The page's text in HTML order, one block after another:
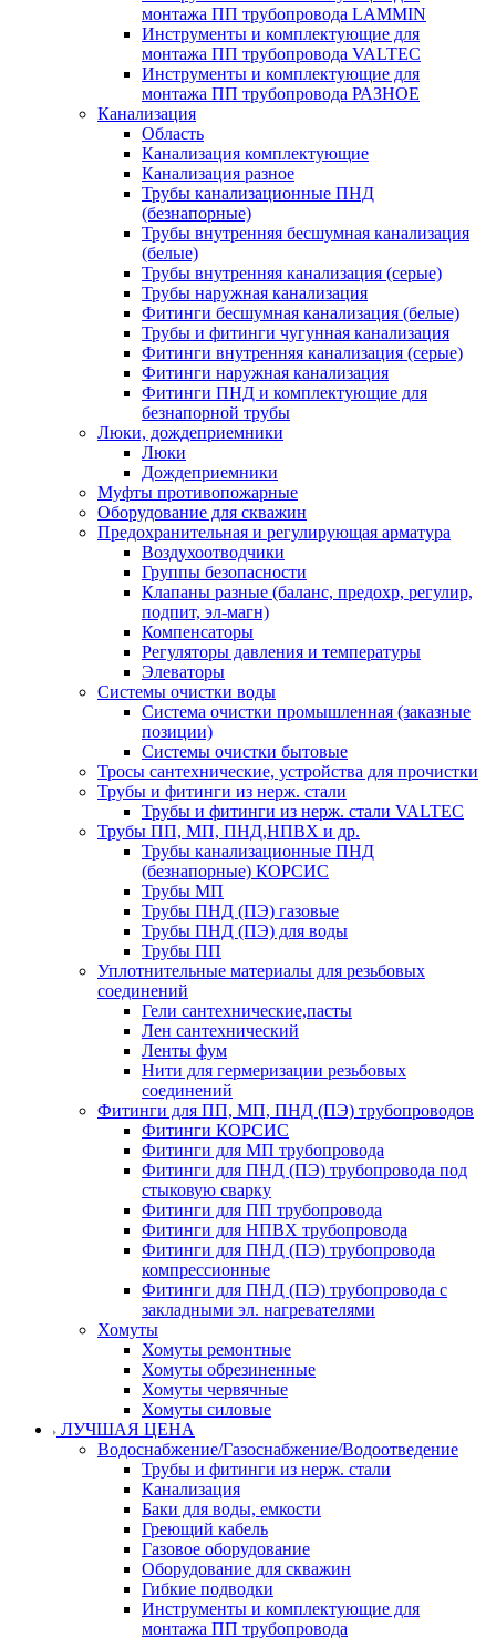
монтажа ПП трубопровода LAMMIN
Инструменты и комплектующие для
монтажа ПП трубопровода VALTEC
Инструменты и комплектующие для
монтажа ПП трубопровода РАЗНОЕ
Канализация
Область
Канализация комплектующие
Канализация разное
Трубы канализационные ПНД
(безнапорные)
Трубы внутренняя бесшумная канализация
(белые)
Трубы внутренняя канализация (серые)
Трубы наружная канализация
Фитинги бесшумная канализация (белые)
Трубы и фитинги чугунная канализация
Фитинги внутренняя канализация (серые)
Фитинги наружная канализация
Фитинги ПНД и комплектующие для
безнапорной трубы
Люки, дождеприемники
Люки
Дождеприемники
Муфты противопожарные
Оборудование для скважин
Предохранительная и регулирующая арматура
Воздухоотводчики
Группы безопасности
Клапаны разные (баланс, предохр, регулир,
подпит, эл-магн)
Компенсаторы
Регуляторы давления и температуры
Элеваторы
Системы очистки воды
Система очистки промышленная (заказные
позиции)
Системы очистки бытовые
Тросы сантехнические, устройства для прочистки
Трубы и фитинги из нерж. стали
Трубы и фитинги из нерж. стали VALTEC
Трубы ПП, МП, ПНД,НПВХ и др.
Трубы канализационные ПНД
(безнапорные) КОРСИС
Трубы МП
Трубы ПНД (ПЭ) газовые
Трубы ПНД (ПЭ) для воды
Трубы ПП
Уплотнительные материалы для резьбовых
соединений
Гели сантехнические,пасты
Лен сантехнический
Ленты фум
Нити для гермеризации резьбовых
соединений
Фитинги для ПП, МП, ПНД (ПЭ) трубопроводов
Фитинги КОРСИС
Фитинги для МП трубопровода
Фитинги для ПНД (ПЭ) трубопровода под
стыковую сварку
Фитинги для ПП трубопровода
Фитинги для НПВХ трубопровода
Фитинги для ПНД (ПЭ) трубопровода
компрессионные
Фитинги для ПНД (ПЭ) трубопровода с
закладными эл. нагревателями
Хомуты
Хомуты ремонтные
Хомуты обрезиненные
Хомуты червячные
Хомуты силовые
ЛУЧШАЯ ЦЕНА
Водоснабжение/Газоснабжение/Водоотведение
Трубы и фитинги из нерж. стали
Канализация
Баки для воды, емкости
Греющий кабель
Газовое оборудование
Оборудование для скважин
Гибкие подводки
Инструменты и комплектующие для
монтажа ПП трубопровода